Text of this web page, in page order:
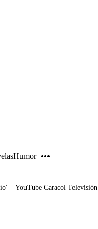
Humor
YouTube Caracol Televisión